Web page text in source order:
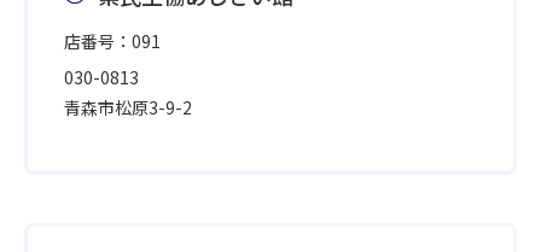
店番号：091
030-0813
青森市松原3-9-2